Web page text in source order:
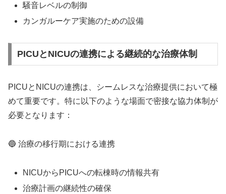
騒音レベルの制御
カンガルーケア実施のための設備
PICUとNICUの連携による継続的な治療体制
PICUとNICUの連携は、シームレスな治療提供において極
めて重要です。特に以下のような場面で密接な協力体制が
必要となります：
🔵 治療の移行期における連携
NICUからPICUへの転棟時の情報共有
治療計画の継続性の確保